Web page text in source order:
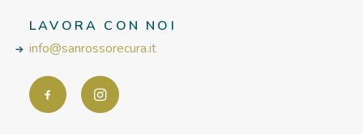
LAVORA CON NOI
info@sanrossorecura.it